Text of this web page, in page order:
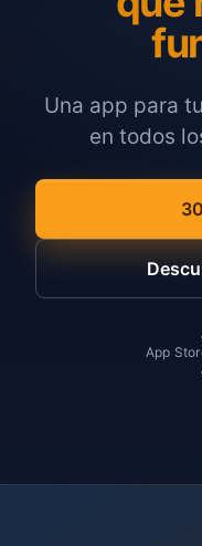
Una app para
en todos
App